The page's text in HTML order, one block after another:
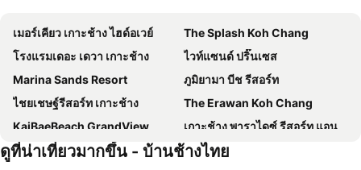
เมอร์เคียว เกาะช้าง ไฮด์อเวย์
The Splash Koh Chang
โรงแรมเดอะ เดวา เกาะช้าง
ไวท์แซนด์ ปริ๊นเซส
Marina Sands Resort
ภูมิยามา บีช รีสอร์ท
ไชยเชษฐ์รีสอร์ท เกาะช้าง
The Erawan Koh Chang
KaiBaeBeach GrandView
เกาะช้าง พาราไดซ์ รีสอร์ท แอนด์ สปา
โรงแรมอลีนา แกรนด์ แอนด์ รีสอร์ท
Kooncharaburi Resort - Koh Chang
ดูที่น่าเที่ยวมากขึ้น - บ้านช้างไทย